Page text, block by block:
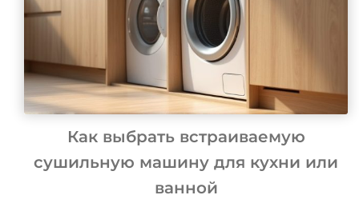
Как выбрать встраиваемую
сушильную машину для кухни или
ванной